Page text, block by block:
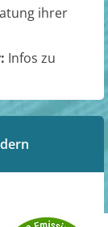
ihrer
Infos zu